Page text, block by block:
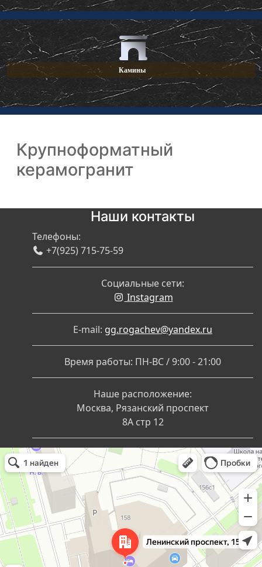
Камины
Крупноформатный
керамогранит
Наши контакты
Телефоны:
+7(925) 715-75-59
Социальные сети:
Instagram
E-mail: gg.rogachev@yandex.ru
Время работы: ПН-ВС / 9:00 - 21:00
Наше расположение:
Москва, Рязанский проспект
8А стр 12